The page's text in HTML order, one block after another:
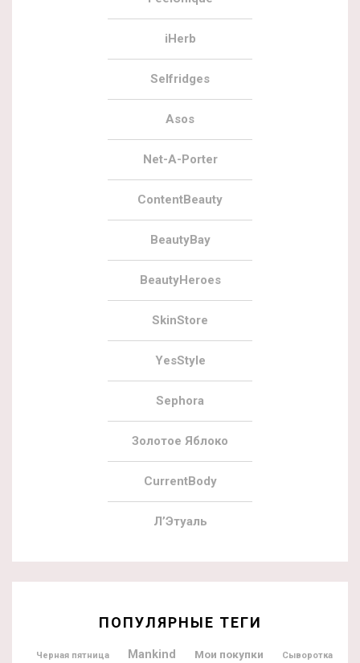
iHerb
Selfridges
Asos
Net-A-Porter
ContentBeauty
BeautyBay
BeautyHeroes
SkinStore
YesStyle
Sephora
Золотое Яблоко
CurrentBody
Л’Этуаль
ПОПУЛЯРНЫЕ ТЕГИ
Черная пятница Mankind Мои покупки Сыворотка